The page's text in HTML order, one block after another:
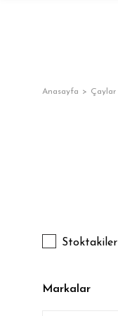
Anasayfa Çaylar
Stoktakiler
Markalar